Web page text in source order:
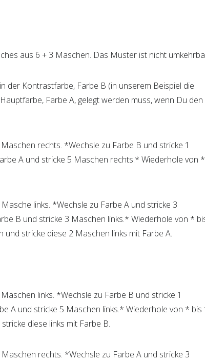
der Kontrastfarbe, Farbe B (in unserem Beispiel die
Farbe A, gelegt werden muss, wenn Du den
Maschen rechts. *Wechsle zu Farbe B und stricke 1
A und stricke 5 Maschen rechts.* Wiederhole von *
links. *Wechsle zu Farbe A und stricke 3
B und stricke 3 Maschen links.* Wiederhole von * bis
links. *Wechsle zu Farbe B und stricke 1
A und stricke 5 Maschen links.* Wiederhole von * bis *,